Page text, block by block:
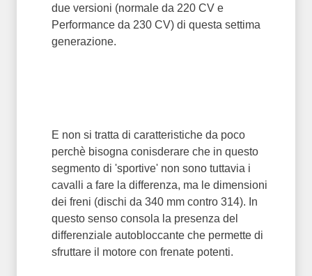
due versioni (normale da 220 CV e
Performance da 230 CV) di questa settima
generazione.
E non si tratta di caratteristiche da poco
perchè bisogna conisderare che in questo
segmento di 'sportive' non sono tuttavia i
cavalli a fare la differenza, ma le dimensioni
dei freni (dischi da 340 mm contro 314). In
questo senso consola la presenza del
differenziale autobloccante che permette di
sfruttare il motore con frenate potenti.